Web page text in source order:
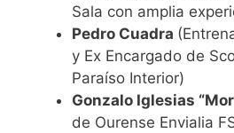
Sala con amplia
Pedro Cuadra
y Ex Encargado de
Paraíso Interior)
Gonzalo Iglesias
de Ourense Envialia